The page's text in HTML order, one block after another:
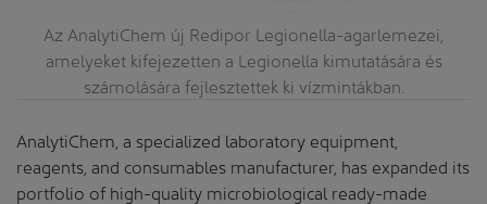
Az AnalytiChem új Redipor Legionella-agarlemezei,
amelyeket kifejezetten a Legionella kimutatására és
számolására fejlesztettek ki vízmintákban.
AnalytiChem, a specialized laboratory equipment,
reagents, and consumables manufacturer, has expanded its
portfolio of high-quality microbiological ready-made